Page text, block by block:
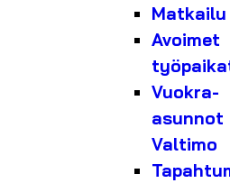
Matkailu
Avoimet
Vuokra-
asunnot
Valtimo